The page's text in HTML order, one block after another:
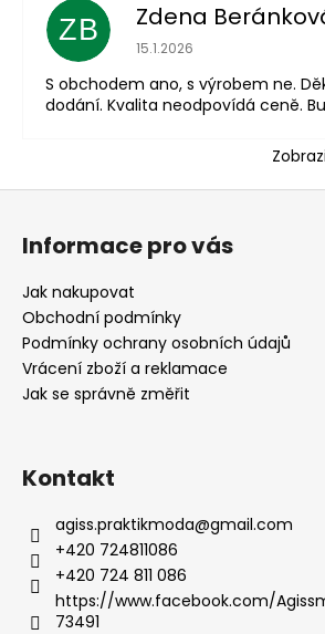
ZB Zdena
Hodnocení obchodu je 1
15.1.2026
S obchodem ano, s výrobem ne.
dodání. Kvalita neodpovídá ceně.
Z
Informace pro vás
Jak nakupovat
Obchodní podmínky
Podmínky ochrany osobních údajů
Vrácení zboží a reklamace
Jak se správně změřit
Kontakt
agiss.praktikmoda@gmail.com
+420 724811086
+420 724 811 086
https://www.facebook.com/
73491